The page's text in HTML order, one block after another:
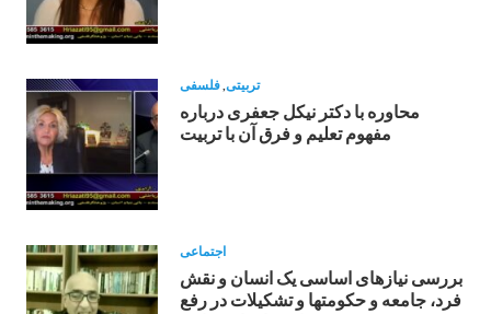
تربیتی,فلسفی
محاوره با دکتر نیکل جعفری درباره
مفهوم تعلیم و فرق آن با تربیت
اجتماعی
بررسی نیازهای اساسی یک انسان و نقش
فرد، جامعه و حکومتها و تشکیلات در رفع